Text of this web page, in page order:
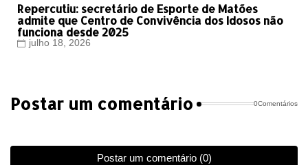
Repercutiu: secretário de Esporte de Matões
admite que Centro de Convivência dos Idosos não
funciona desde 2025
julho 18, 2026
Postar um comentário 0Comentários
Postar um comentário (0)